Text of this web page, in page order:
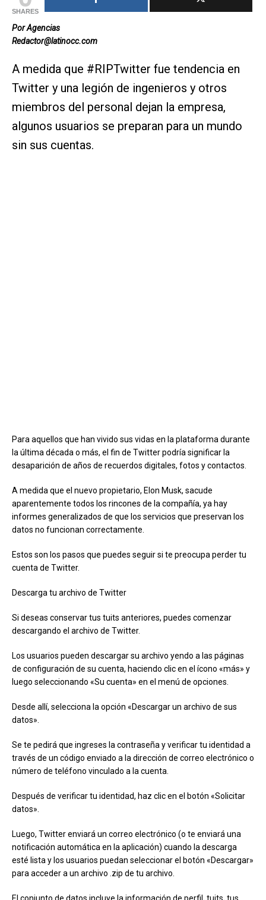
SHARES
Por Agencias
Redactor@latinocc.com
A medida que #RIPTwitter fue tendencia en
Twitter y una legión de ingenieros y otros
miembros del personal dejan la empresa,
algunos usuarios se preparan para un mundo
sin sus cuentas.
Para aquellos que han vivido sus vidas en la plataforma durante
la última década o más, el fin de Twitter podría significar la
desaparición de años de recuerdos digitales, fotos y contactos.
A medida que el nuevo propietario, Elon Musk, sacude
aparentemente todos los rincones de la compañía, ya hay
informes generalizados de que los servicios que preservan los
datos no funcionan correctamente.
Estos son los pasos que puedes seguir si te preocupa perder tu
cuenta de Twitter.
Descarga tu archivo de Twitter
Si deseas conservar tus tuits anteriores, puedes comenzar
descargando el archivo de Twitter.
Los usuarios pueden descargar su archivo yendo a las páginas
de configuración de su cuenta, haciendo clic en el ícono «más» y
luego seleccionando «Su cuenta» en el menú de opciones.
Desde allí, selecciona la opción «Descargar un archivo de sus
datos».
Se te pedirá que ingreses la contraseña y verificar tu identidad a
través de un código enviado a la dirección de correo electrónico o
número de teléfono vinculado a la cuenta.
Después de verificar tu identidad, haz clic en el botón «Solicitar
datos».
Luego, Twitter enviará un correo electrónico (o te enviará una
notificación automática en la aplicación) cuando la descarga
esté lista y los usuarios puedan seleccionar el botón «Descargar»
para acceder a un archivo .zip de tu archivo.